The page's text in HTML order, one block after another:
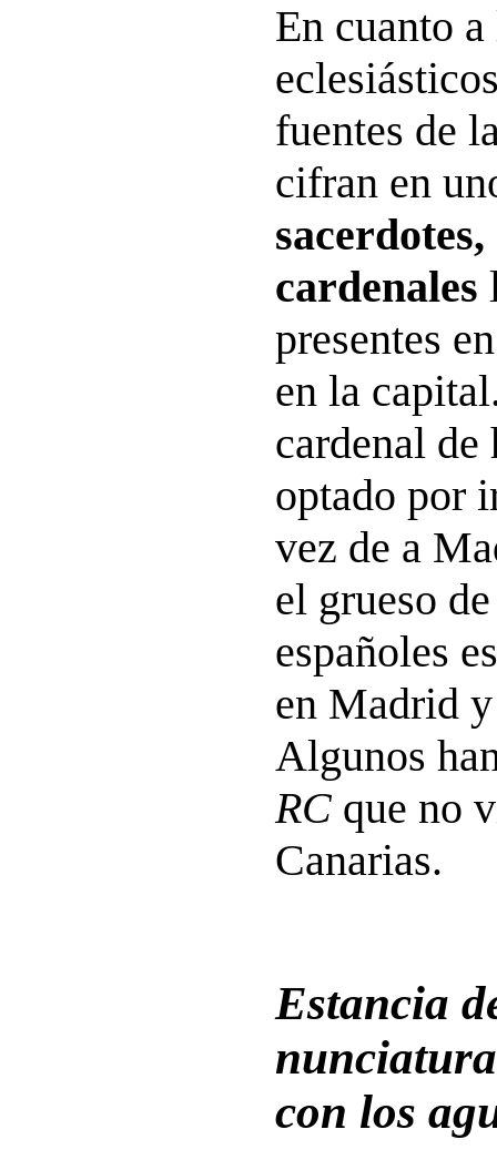
En cuanto
fuentes de
cifran en
cardenales
presentes
en la
cardenal de
optado por
vez de a
el grueso
españoles
en Madrid
Algunos
RC que no
Canarias.
Estancia
con los